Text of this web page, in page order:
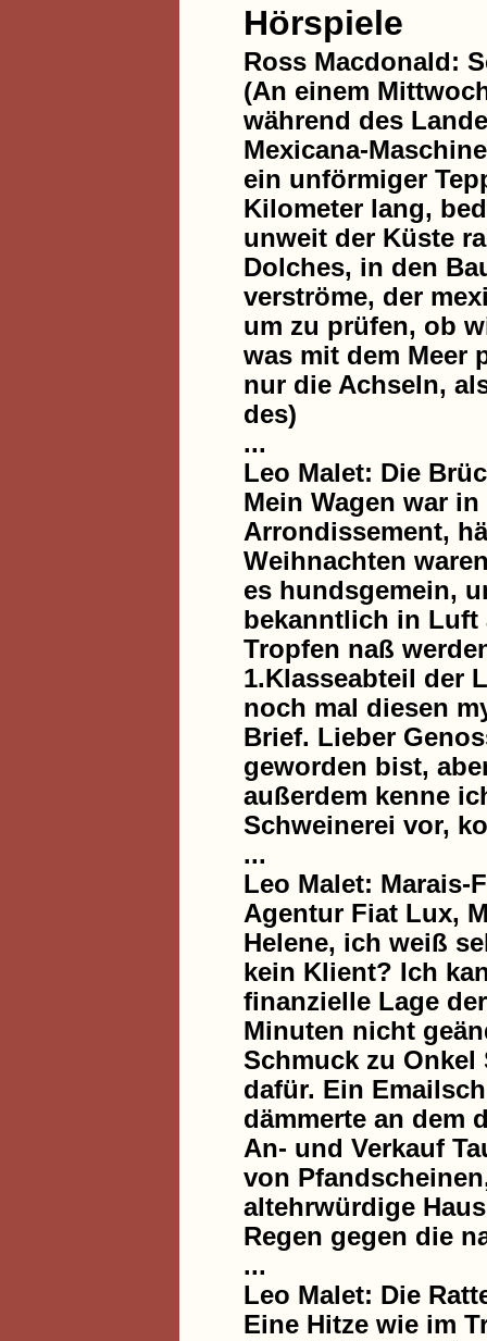
Hörspiele
Ross Macdonald:
(An einem
während des
Mexicana-
ein unförmiger
Kilometer lang,
unweit der Küste
Dolches, in den
verströme, der
um zu prüfen, ob
was mit dem Meer
nur die Achseln,
des)
...
Leo Malet: Die
Mein Wagen war
Arrondissement,
Weihnachten
es hundsgemein,
bekanntlich in Luft
Tropfen naß
1.Klasseabteil der
noch mal diesen
Brief. Lieber
geworden bist,
außerdem kenne
Schweinerei vor,
...
Leo Malet: Marais-
Agentur Fiat Lux,
Helene, ich weiß
kein Klient? Ich
finanzielle Lage
Minuten nicht
Schmuck zu
dafür. Ein
dämmerte an dem
An- und Verkauf
von
altehrwürdige
Regen gegen die
...
Leo Malet: Die
Eine Hitze wie im